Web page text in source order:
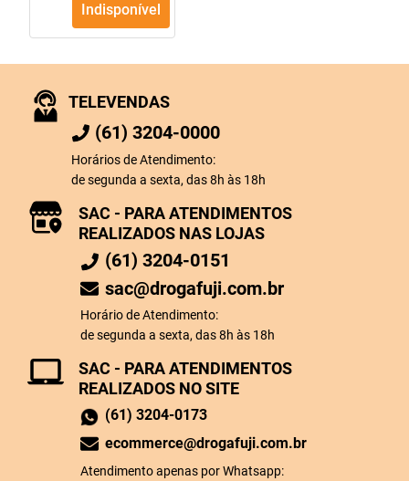
Indisponível
TELEVENDAS
(61) 3204-0000
Horários de Atendimento:
de segunda a sexta, das 8h às 18h
SAC - PARA ATENDIMENTOS
REALIZADOS NO SITE
(61) 3204-0173
ecommerce@drogafuji.com.br
Atendimento apenas por Whatsapp:
SAC - PARA ATENDIMENTOS
REALIZADOS NAS LOJAS
(61) 3204-0151
sac@drogafuji.com.br
Horário de Atendimento:
de segunda a sexta, das 8h às 18h